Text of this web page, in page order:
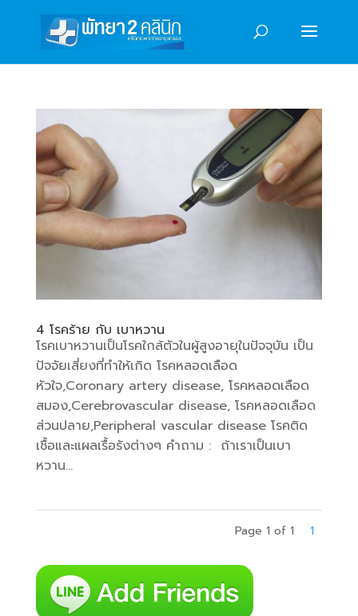
4 โรคร้าย กับ เบาหวาน
โรคเบาหวานเป็นโรคใกล้ตัวในผู้สูงอายุในปัจจุบัน เป็น
ปัจจัยเสี่ยงที่ทำให้เกิด โรคหลอดเลือด
หัวใจ,Coronary artery disease, โรคหลอดเลือด
สมอง,Cerebrovascular disease, โรคหลอดเลือด
ส่วนปลาย,Peripheral vascular disease โรคติด
เชื้อและแผลเรื้อรังต่างๆ คำถาม : ถ้าเราเป็นเบา
หวาน...
Page 1 of 1 1